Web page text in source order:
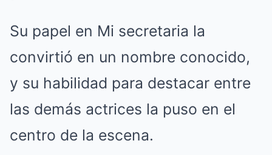
Su papel en Mi secretaria la
convirtió en un nombre conocido,
y su habilidad para destacar entre
las demás actrices la puso en el
centro de la escena.